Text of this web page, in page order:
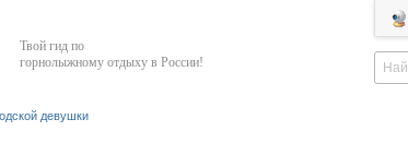
Твой гид по
горнолыжному отдыху в России!
девушки